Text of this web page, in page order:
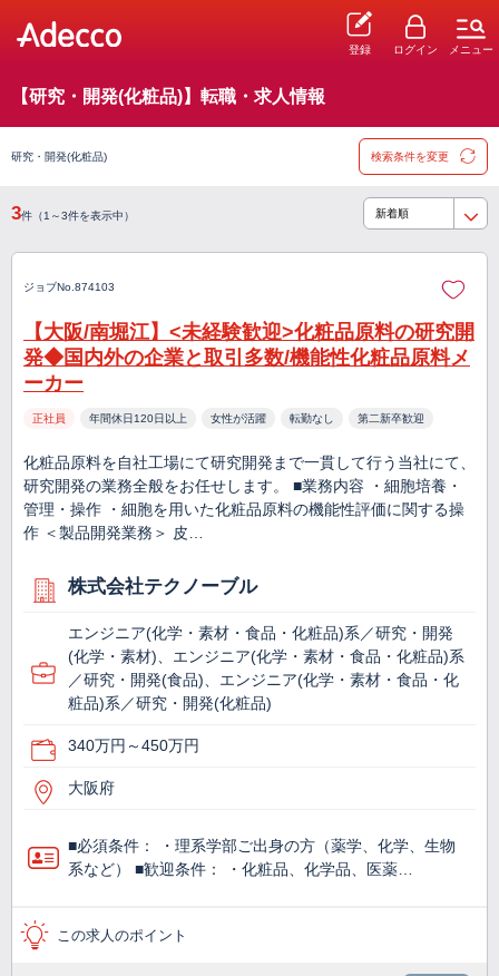
登録 ログイン メニュー
【研究・開発(化粧品)】転職・求人情報
研究・開発(化粧品) 検索条件を変更
3件（1～3件を表示中）
ジョブNo.874103
【大阪/南堀江】<未経験歓迎>化粧品原料の研究開
発◆国内外の企業と取引多数/機能性化粧品原料メ
ーカー
正社員 年間休日120日以上 女性が活躍 転勤なし 第二新卒歓迎
化粧品原料を自社工場にて研究開発まで一貫して行う当社にて、
研究開発の業務全般をお任せします。 ■業務内容 ・細胞培養・
管理・操作 ・細胞を用いた化粧品原料の機能性評価に関する操
作 ＜製品開発業務＞ 皮…
株式会社テクノーブル
エンジニア(化学・素材・食品・化粧品)系／研究・開発
(化学・素材)、エンジニア(化学・素材・食品・化粧品)系
／研究・開発(食品)、エンジニア(化学・素材・食品・化
粧品)系／研究・開発(化粧品)
340万円～450万円
大阪府
■必須条件： ・理系学部ご出身の方（薬学、化学、生物
系など） ■歓迎条件： ・化粧品、化学品、医薬…
この求人のポイント